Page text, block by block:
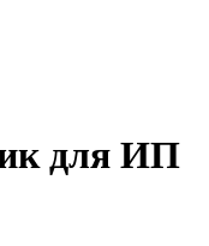
для ИП